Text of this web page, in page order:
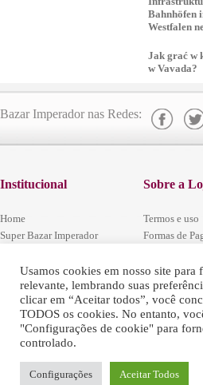
Bahnhöfen
Westfalen
Jak grać w
w Vavada?
Usamos cookies em nosso site para
relevante, lembrando suas
clicar em “Aceitar todos”, você
TODOS os cookies. No entanto,
"Configurações de cookie" para
controlado.
Configurações Aceitar Todos
Bazar Imperador nas Redes:
Institucional
Home
Super Bazar Imperador
Central de Atendimento
Trabalhe conosco
Fale Conosco
Sobre a
Termos e uso
Formas de
Codigo
Política de
Super Bazar Imperial - © 2016 - Todos